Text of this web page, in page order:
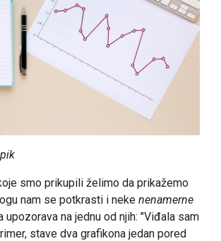
smo prikupili želimo da prikažemo
nam se potkrasti i neke nenamerne
upozorava na jednu od njih: "Viđala sam
stave dva grafikona jedan pored